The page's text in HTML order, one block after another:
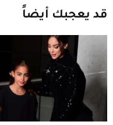
قد يعجبك أيضاً